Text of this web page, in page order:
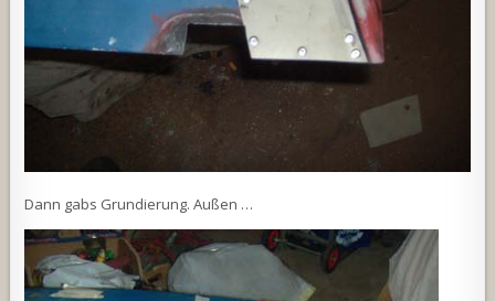
Dann gabs Grundierung. Außen …